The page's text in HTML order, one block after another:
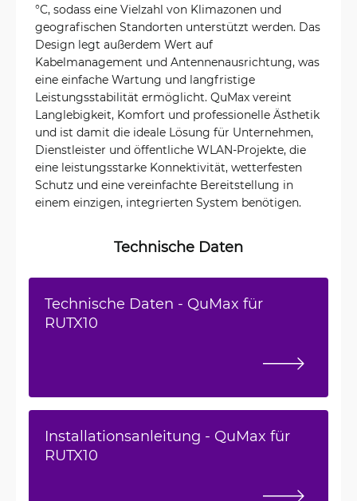
°C, sodass eine Vielzahl von Klimazonen und
geografischen Standorten unterstützt werden. Das
Design legt außerdem Wert auf
Kabelmanagement und Antennenausrichtung, was
eine einfache Wartung und langfristige
Leistungsstabilität ermöglicht. QuMax vereint
Langlebigkeit, Komfort und professionelle Ästhetik
und ist damit die ideale Lösung für Unternehmen,
Dienstleister und öffentliche WLAN-Projekte, die
eine leistungsstarke Konnektivität, wetterfesten
Schutz und eine vereinfachte Bereitstellung in
einem einzigen, integrierten System benötigen.
Technische Daten
Technische Daten - QuMax für
RUTX10
Installationsanleitung - QuMax für
RUTX10